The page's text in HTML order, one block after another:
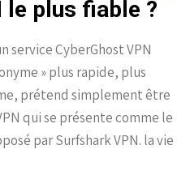
le plus fiable ?
service CyberGhost VPN
» plus rapide, plus
prétend simplement être
qui se présente comme le
par Surfshark VPN. la vie